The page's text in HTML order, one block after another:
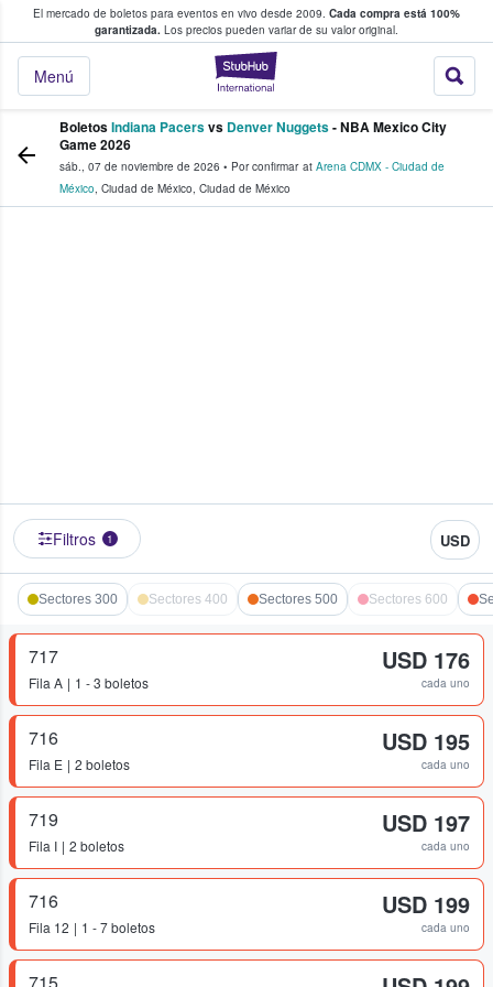
El mercado de boletos para eventos en vivo desde 2009. Cada compra está 100%
garantizada. Los precios pueden variar de su valor original.
StubHub: donde
Menú
fans compran y venden boletos
BoletosIndiana Pacersvs Denver Nuggets- NBA Mexico City
Game 2026
sáb., 07 de noviembre de 2026 • Por confirmar at Arena CDMX - Ciudad de
México, Ciudad de México, Ciudad de México
Filtros 1 USD
Sectores 300 Sectores 400 Sectores 500 Sectores 600
717
Fila A 1 - 3 boletos
USD 176
cada uno
716
Fila E 2 boletos
USD 195
cada uno
719
Fila I 2 boletos
USD 197
cada uno
716
Fila 12 1 - 7 boletos
USD 199
cada uno